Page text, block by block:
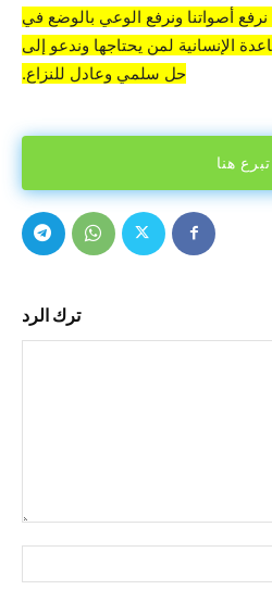
أصواتنا ونرفع الوعي بالوضع في
الإنسانية لمن يحتاجها وندعو إلى
حل سلمي وعادل للنزاع.
تبرع هنا
ترك الرد